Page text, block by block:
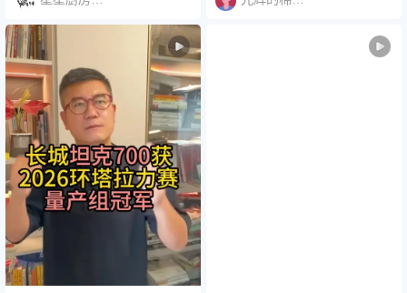
发的猛兽。外观极具视
劲有力，充满肌肉感，